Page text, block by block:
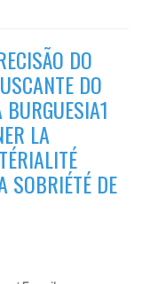
DO
DO
LA
SOBRIÉTÉ DE